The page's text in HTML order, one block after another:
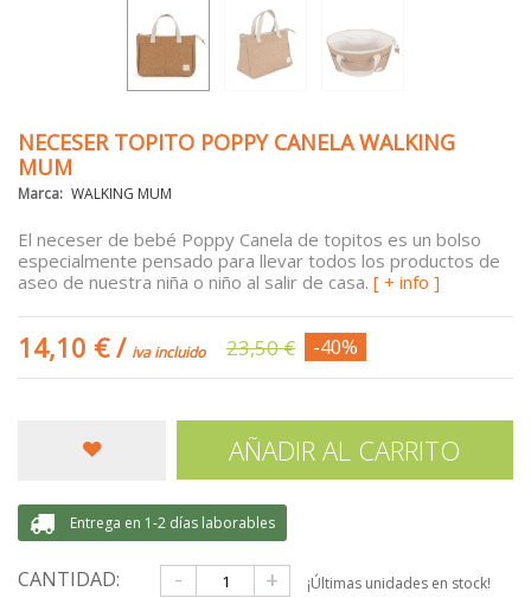
NECESER TOPITO POPPY CANELA WALKING
MUM
Marca: WALKING MUM
El neceser de bebé Poppy Canela de topitos es un bolso
especialmente pensado para llevar todos los productos de
aseo de nuestra niña o niño al salir de casa. [ + info ]
14,10 €/ iva incluido 23,50 € -40%
AÑADIR AL CARRITO
Entrega en 1-2 días laborables
CANTIDAD: - + ¡Últimas unidades en stock!